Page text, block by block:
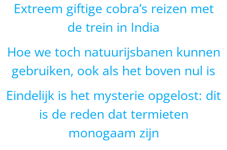
Extreem giftige cobra’s reizen met
de trein in India
Hoe we toch natuurijsbanen kunnen
gebruiken, ook als het boven nul is
Eindelijk is het mysterie opgelost: dit
is de reden dat termieten
monogaam zijn